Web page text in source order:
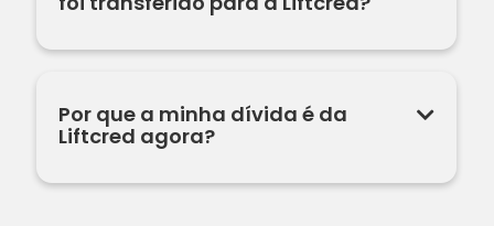
Por que a minha dívida é da
Liftcred agora?